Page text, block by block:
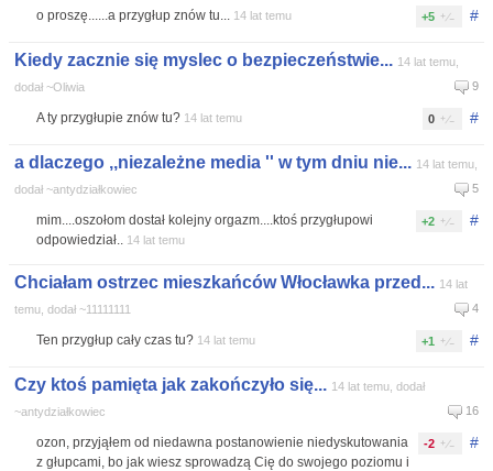
#
+5
o proszę......a przygłup znów tu... 14 lat temu
Kiedy zacznie się myslec o bezpieczeństwie... 14 lat temu,
dodał ~Oliwia
9
#
0
A ty przygłupie znów tu? 14 lat temu
a dlaczego ,,niezależne media '' w tym dniu nie... 14 lat temu,
dodał ~antydziałkowiec
5
#
+2
mim....oszołom dostał kolejny orgazm....ktoś przygłupowi
odpowiedział.. 14 lat temu
Chciałam ostrzec mieszkańców Włocławka przed... 14 lat
temu, dodał ~11111111
4
#
+1
Ten przygłup cały czas tu? 14 lat temu
Czy ktoś pamięta jak zakończyło się... 14 lat temu, dodał
~antydziałkowiec
16
#
-2
ozon, przyjąłem od niedawna postanowienie niedyskutowania
z głupcami, bo jak wiesz sprowadzą Cię do swojego poziomu i